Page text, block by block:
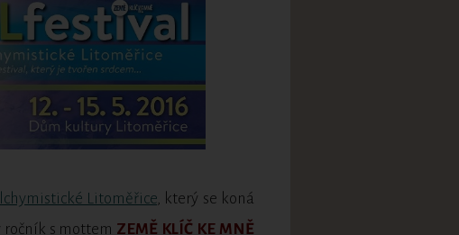
Litoměřice , který se koná
s mottem ZEMĚ KLÍČ KE MNĚ